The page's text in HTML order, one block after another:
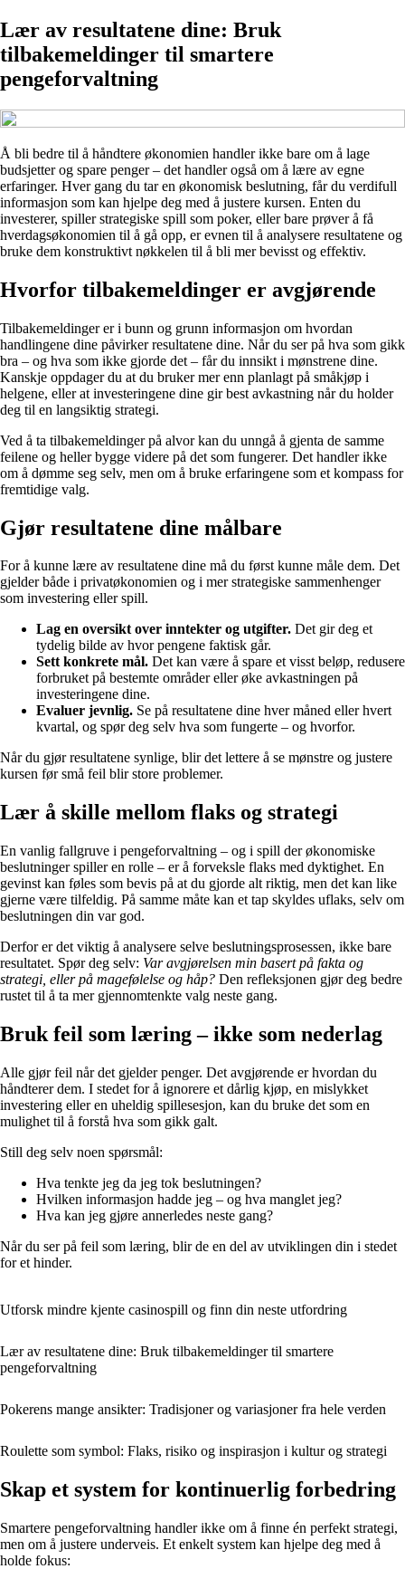
Lær av resultatene dine: Bruk
tilbakemeldinger til smartere
pengeforvaltning
Å bli bedre til å håndtere økonomien handler ikke bare om å lage
budsjetter og spare penger – det handler også om å lære av egne
erfaringer. Hver gang du tar en økonomisk beslutning, får du verdifull
informasjon som kan hjelpe deg med å justere kursen. Enten du
investerer, spiller strategiske spill som poker, eller bare prøver å få
hverdagsøkonomien til å gå opp, er evnen til å analysere resultatene og
bruke dem konstruktivt nøkkelen til å bli mer bevisst og effektiv.
Hvorfor tilbakemeldinger er avgjørende
Tilbakemeldinger er i bunn og grunn informasjon om hvordan
handlingene dine påvirker resultatene dine. Når du ser på hva som gikk
bra – og hva som ikke gjorde det – får du innsikt i mønstrene dine.
Kanskje oppdager du at du bruker mer enn planlagt på småkjøp i
helgene, eller at investeringene dine gir best avkastning når du holder
deg til en langsiktig strategi.
Ved å ta tilbakemeldinger på alvor kan du unngå å gjenta de samme
feilene og heller bygge videre på det som fungerer. Det handler ikke
om å dømme seg selv, men om å bruke erfaringene som et kompass for
fremtidige valg.
Gjør resultatene dine målbare
For å kunne lære av resultatene dine må du først kunne måle dem. Det
gjelder både i privatøkonomien og i mer strategiske sammenhenger
som investering eller spill.
Lag en oversikt over inntekter og utgifter. Det gir deg et
tydelig bilde av hvor pengene faktisk går.
Sett konkrete mål. Det kan være å spare et visst beløp, redusere
forbruket på bestemte områder eller øke avkastningen på
investeringene dine.
Evaluer jevnlig. Se på resultatene dine hver måned eller hvert
kvartal, og spør deg selv hva som fungerte – og hvorfor.
Når du gjør resultatene synlige, blir det lettere å se mønstre og justere
kursen før små feil blir store problemer.
Lær å skille mellom flaks og strategi
En vanlig fallgruve i pengeforvaltning – og i spill der økonomiske
beslutninger spiller en rolle – er å forveksle flaks med dyktighet. En
gevinst kan føles som bevis på at du gjorde alt riktig, men det kan like
gjerne være tilfeldig. På samme måte kan et tap skyldes uflaks, selv om
beslutningen din var god.
Derfor er det viktig å analysere selve beslutningsprosessen, ikke bare
resultatet. Spør deg selv: Var avgjørelsen min basert på fakta og
strategi, eller på magefølelse og håp? Den refleksjonen gjør deg bedre
rustet til å ta mer gjennomtenkte valg neste gang.
Bruk feil som læring – ikke som nederlag
Alle gjør feil når det gjelder penger. Det avgjørende er hvordan du
håndterer dem. I stedet for å ignorere et dårlig kjøp, en mislykket
investering eller en uheldig spillesesjon, kan du bruke det som en
mulighet til å forstå hva som gikk galt.
Still deg selv noen spørsmål:
Hva tenkte jeg da jeg tok beslutningen?
Hvilken informasjon hadde jeg – og hva manglet jeg?
Hva kan jeg gjøre annerledes neste gang?
Når du ser på feil som læring, blir de en del av utviklingen din i stedet
for et hinder.
Utforsk mindre kjente casinospill og finn din neste utfordring
Lær av resultatene dine: Bruk tilbakemeldinger til smartere
pengeforvaltning
Pokerens mange ansikter: Tradisjoner og variasjoner fra hele verden
Roulette som symbol: Flaks, risiko og inspirasjon i kultur og strategi
Skap et system for kontinuerlig forbedring
Smartere pengeforvaltning handler ikke om å finne én perfekt strategi,
men om å justere underveis. Et enkelt system kan hjelpe deg med å
holde fokus: